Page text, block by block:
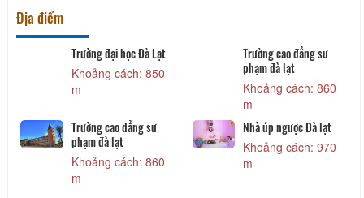
Địa điểm
Trường đại học Đà Lạt
Khoảng cách: 850
m
Trường cao đẳng sư
phạm đà lạt
Khoảng cách: 860
m
Trường cao đẳng sư
phạm đà lạt
Khoảng cách: 860
m
Nhà úp ngược Đà lạt
Khoảng cách: 970
m